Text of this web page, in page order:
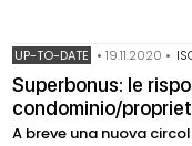
UP-TO-DATE •19.11.2020 •
Superbonus: le
condominio/
A breve una nuova